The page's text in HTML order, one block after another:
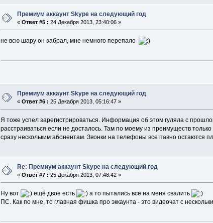
Премиум аккаунт Skype на следующий год
« Ответ #5 : 24 Декабря 2013, 23:40:06 »
не всю шару он забрал, мне немного перепало
Премиум аккаунт Skype на следующий год
« Ответ #6 : 25 Декабря 2013, 05:16:47 »
Я тоже успел зарегистрироваться. Информация об этом гуляла с
расстраиваться если не досталось. Там по моему из преимуществ
сразу нескольким абонентам. Звонки на телефоны все павно остаются
Re: Премиум аккаунт Skype на следующий год
« Ответ #7 : 25 Декабря 2013, 07:48:42 »
Ну вот ещё двое есть
а то пытались все на меня свалить
ПС. Как по мне, то главная фишка про эккаунта - это видеочат с